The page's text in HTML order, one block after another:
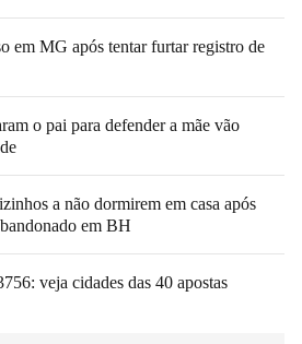
em MG após tentar furtar registro de
o pai para defender a mãe vão
a não dormirem em casa após
em BH
veja cidades das 40 apostas